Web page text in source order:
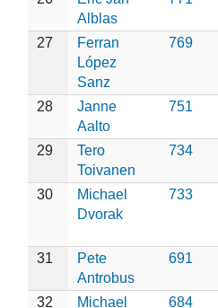
Alblas
27
Ferran
López
Sanz
769
28
Janne
Aalto
751
29
Tero
Toivanen
734
30
Michael
Dvorak
733
31
Pete
Antrobus
691
32
Michael
684